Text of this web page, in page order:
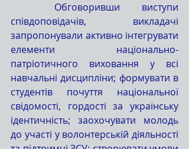
співдоповідачів, викладачі
запропонували активно інтегрувати
елементи національно-
патріотичного виховання у всі
навчальні дисципліни; формувати в
студентів почуття національної
свідомості, гордості за українську
ідентичність; заохочувати молодь
до участі у волонтерській діяльності